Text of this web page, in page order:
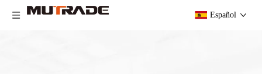
Español